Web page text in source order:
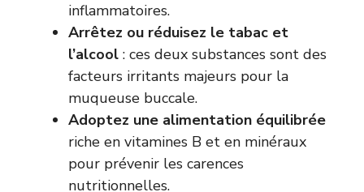
inflammatoires.
Arrêtez ou réduisez le tabac et
l’alcool : ces deux substances sont des
facteurs irritants majeurs pour la
muqueuse buccale.
Adoptez une alimentation équilibrée
riche en vitamines B et en minéraux
pour prévenir les carences
nutritionnelles.